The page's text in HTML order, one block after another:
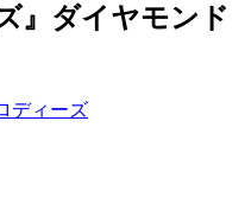
』ダイヤモンド